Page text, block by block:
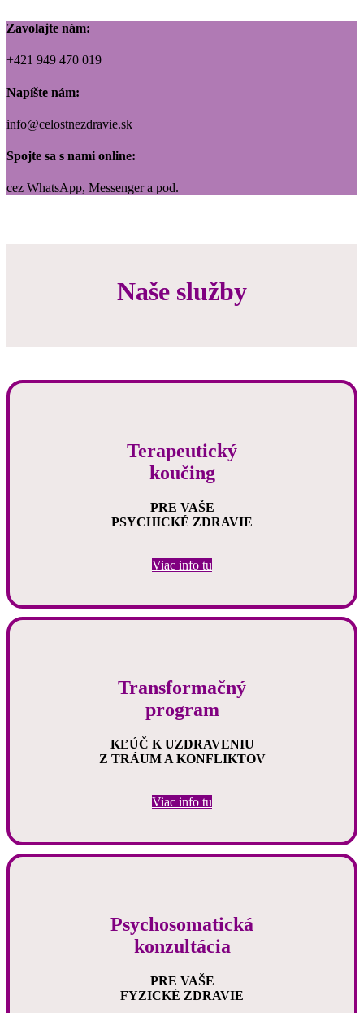
Zavolajte nám:
+421 949 470 019
Napíšte nám:
info@celostnezdravie.sk
Spojte sa s nami online:
cez WhatsApp, Messenger a pod.
Naše služby
Terapeutický
koučing
PRE VAŠE
PSYCHICKÉ ZDRAVIE
Viac info tu
Transformačný
program
KĽÚČ K UZDRAVENIU
Z TRÁUM A KONFLIKTOV
Viac info tu
Psychosomatická
konzultácia
PRE VAŠE
FYZICKÉ ZDRAVIE